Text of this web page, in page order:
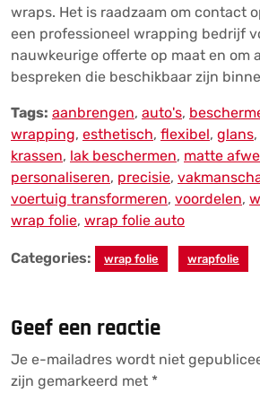
wraps. Het is raadzaam om contact
een professioneel wrapping bedrijf
nauwkeurige offerte op maat en om
bespreken die beschikbaar zijn
Tags: aanbrengen, auto's,
wrapping, esthetisch, flexibel, glans,
krassen, lak beschermen, matte
personaliseren, precisie,
voertuig transformeren, voordelen,
wrap folie, wrap folie auto
Categories: wrap folie wrapfolie
Geef een reactie
Je e-mailadres wordt niet
zijn gemarkeerd met *